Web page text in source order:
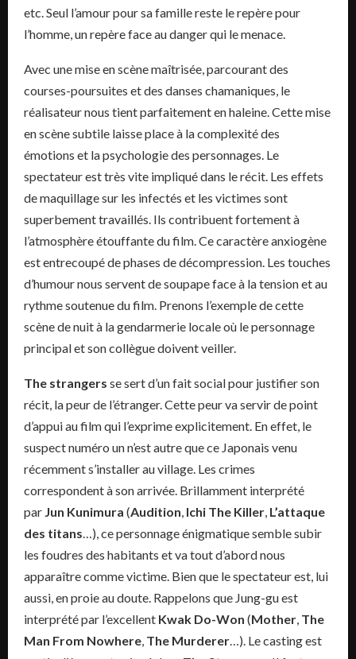
etc. Seul l’amour pour sa famille reste le repère pour
l’homme, un repère face au danger qui le menace.
Avec une mise en scène maîtrisée, parcourant des
courses-poursuites et des danses chamaniques, le
réalisateur nous tient parfaitement en haleine. Cette mise
en scène subtile laisse place à la complexité des
émotions et la psychologie des personnages. Le
spectateur est très vite impliqué dans le récit. Les effets
de maquillage sur les infectés et les victimes sont
superbement travaillés. Ils contribuent fortement à
l’atmosphère étouffante du film. Ce caractère anxiogène
est entrecoupé de phases de décompression. Les touches
d’humour nous servent de soupape face à la tension et au
rythme soutenue du film. Prenons l’exemple de cette
scène de nuit à la gendarmerie locale où le personnage
principal et son collègue doivent veiller.
The strangers se sert d’un fait social pour justifier son
récit, la peur de l’étranger. Cette peur va servir de point
d’appui au film qui l’exprime explicitement. En effet, le
suspect numéro un n’est autre que ce Japonais venu
récemment s’installer au village. Les crimes
correspondent à son arrivée. Brillamment interprété
par Jun Kunimura (Audition, Ichi The Killer, L’attaque
des titans…), ce personnage énigmatique semble subir
les foudres des habitants et va tout d’abord nous
apparaître comme victime. Bien que le spectateur est, lui
aussi, en proie au doute. Rappelons que Jung-gu est
interprété par l’excellent Kwak Do-Won (Mother, The
Man From Nowhere, The Murderer…). Le casting est